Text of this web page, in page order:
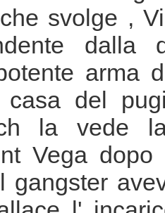
svolge ,
dalla
arma
casa del
la vede
Vega dopo
gangster